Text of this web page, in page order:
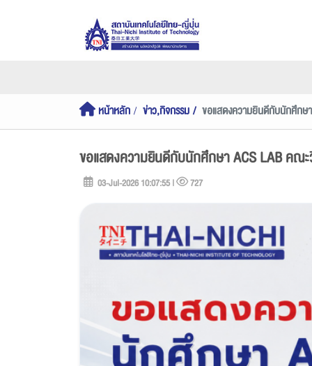
หน้าหลัก ข่าว,กิจกรรม ขอแสดงความยินดีกับนักศึกษ
ขอแสดงความยินดีกับนักศึกษา ACS LAB ค
03-Jul-2026 10:07:55 | 727